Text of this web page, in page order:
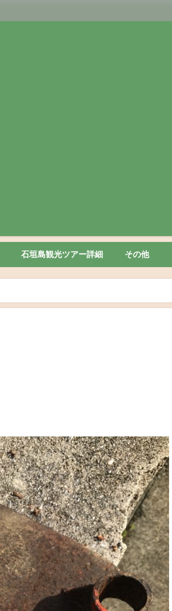
石垣島観光ツアー詳細 その他